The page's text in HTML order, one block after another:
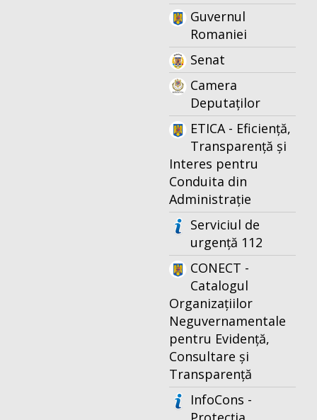
Guvernul
Romaniei
Senat
Camera
Deputaților
ETICA - Eficiență,
Transparență și
Interes pentru
Conduita din
Administrație
Serviciul de
urgență 112
CONECT -
Catalogul
Organizațiilor
Neguvernamentale
pentru Evidență,
Consultare și
Transparență
InfoCons -